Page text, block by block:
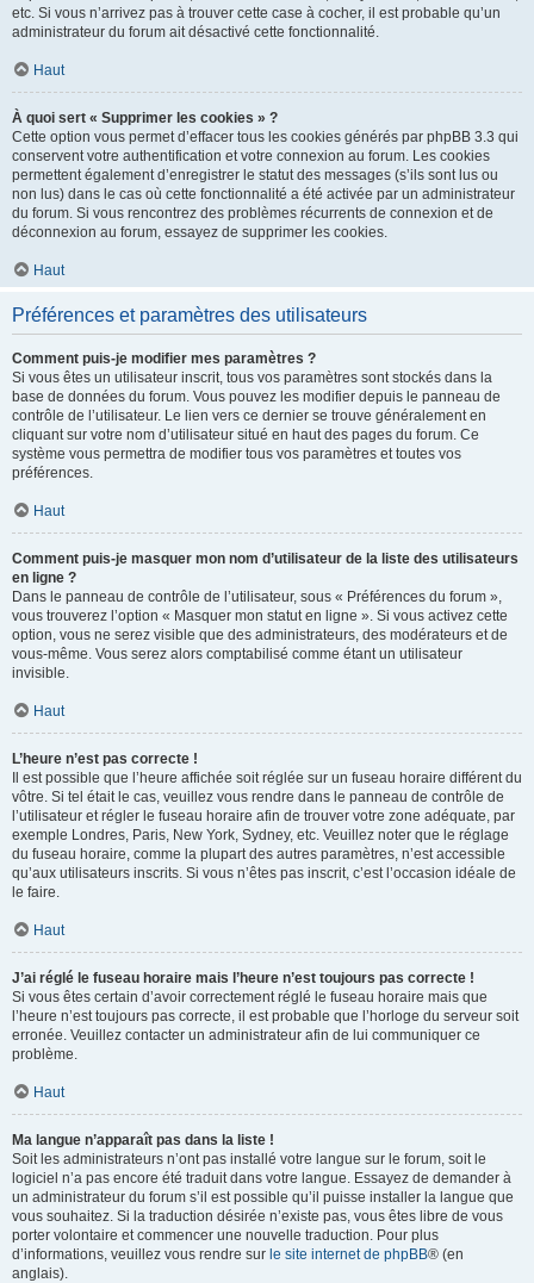
etc. Si vous n’arrivez pas à trouver cette case à cocher, il est probable qu’un
administrateur du forum ait désactivé cette fonctionnalité.
Haut
À quoi sert « Supprimer les cookies » ?
Cette option vous permet d’effacer tous les cookies générés par phpBB 3.3 qui
conservent votre authentification et votre connexion au forum. Les cookies
permettent également d’enregistrer le statut des messages (s’ils sont lus ou
non lus) dans le cas où cette fonctionnalité a été activée par un administrateur
du forum. Si vous rencontrez des problèmes récurrents de connexion et de
déconnexion au forum, essayez de supprimer les cookies.
Haut
Préférences et paramètres des utilisateurs
Comment puis-je modifier mes paramètres ?
Si vous êtes un utilisateur inscrit, tous vos paramètres sont stockés dans la
base de données du forum. Vous pouvez les modifier depuis le panneau de
contrôle de l’utilisateur. Le lien vers ce dernier se trouve généralement en
cliquant sur votre nom d’utilisateur situé en haut des pages du forum. Ce
système vous permettra de modifier tous vos paramètres et toutes vos
préférences.
Haut
Comment puis-je masquer mon nom d’utilisateur de la liste des utilisateurs
en ligne ?
Dans le panneau de contrôle de l’utilisateur, sous « Préférences du forum »,
vous trouverez l’option « Masquer mon statut en ligne ». Si vous activez cette
option, vous ne serez visible que des administrateurs, des modérateurs et de
vous-même. Vous serez alors comptabilisé comme étant un utilisateur
invisible.
Haut
L’heure n’est pas correcte !
Il est possible que l’heure affichée soit réglée sur un fuseau horaire différent du
vôtre. Si tel était le cas, veuillez vous rendre dans le panneau de contrôle de
l’utilisateur et régler le fuseau horaire afin de trouver votre zone adéquate, par
exemple Londres, Paris, New York, Sydney, etc. Veuillez noter que le réglage
du fuseau horaire, comme la plupart des autres paramètres, n’est accessible
qu’aux utilisateurs inscrits. Si vous n’êtes pas inscrit, c’est l’occasion idéale de
le faire.
Haut
J’ai réglé le fuseau horaire mais l’heure n’est toujours pas correcte !
Si vous êtes certain d’avoir correctement réglé le fuseau horaire mais que
l’heure n’est toujours pas correcte, il est probable que l’horloge du serveur soit
erronée. Veuillez contacter un administrateur afin de lui communiquer ce
problème.
Haut
Ma langue n’apparaît pas dans la liste !
Soit les administrateurs n’ont pas installé votre langue sur le forum, soit le
logiciel n’a pas encore été traduit dans votre langue. Essayez de demander à
un administrateur du forum s’il est possible qu’il puisse installer la langue que
vous souhaitez. Si la traduction désirée n’existe pas, vous êtes libre de vous
porter volontaire et commencer une nouvelle traduction. Pour plus
d’informations, veuillez vous rendre sur le site internet de phpBB® (en
anglais).